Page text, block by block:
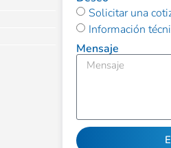
Solicitar una
Información
Mensaje